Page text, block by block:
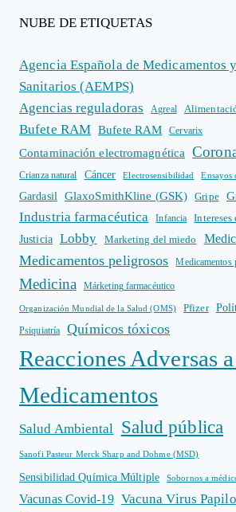
NUBE DE ETIQUETAS
Agencia Española de Medicamentos
Sanitarios (AEMPS)
Agencias reguladoras
Agreal
Bufete RAM Bufete RAM Cervarix
Contaminación electromagnética
Crianza natural Cáncer Electrosensibilidad Ensayos
Gardasil GlaxoSmithKline (GSK) Gripe
Industria farmacéutica Infancia
Intereses
Justicia
Lobby Marketing del miedo
Medicamentos peligrosos Medicamentos
Medicina Márketing farmacéutico
Organización Mundial de la Salud (OMS) Pfizer
Psiquiatría Químicos tóxicos
Reacciones Adversas
Medicamentos
Salud Ambiental Salud pública
Sanofi Pasteur Merck Sharp and Dohme (MSD)
Sensibilidad Química Múltiple Sobornos a
Vacunas Covid-19 Vacuna Virus